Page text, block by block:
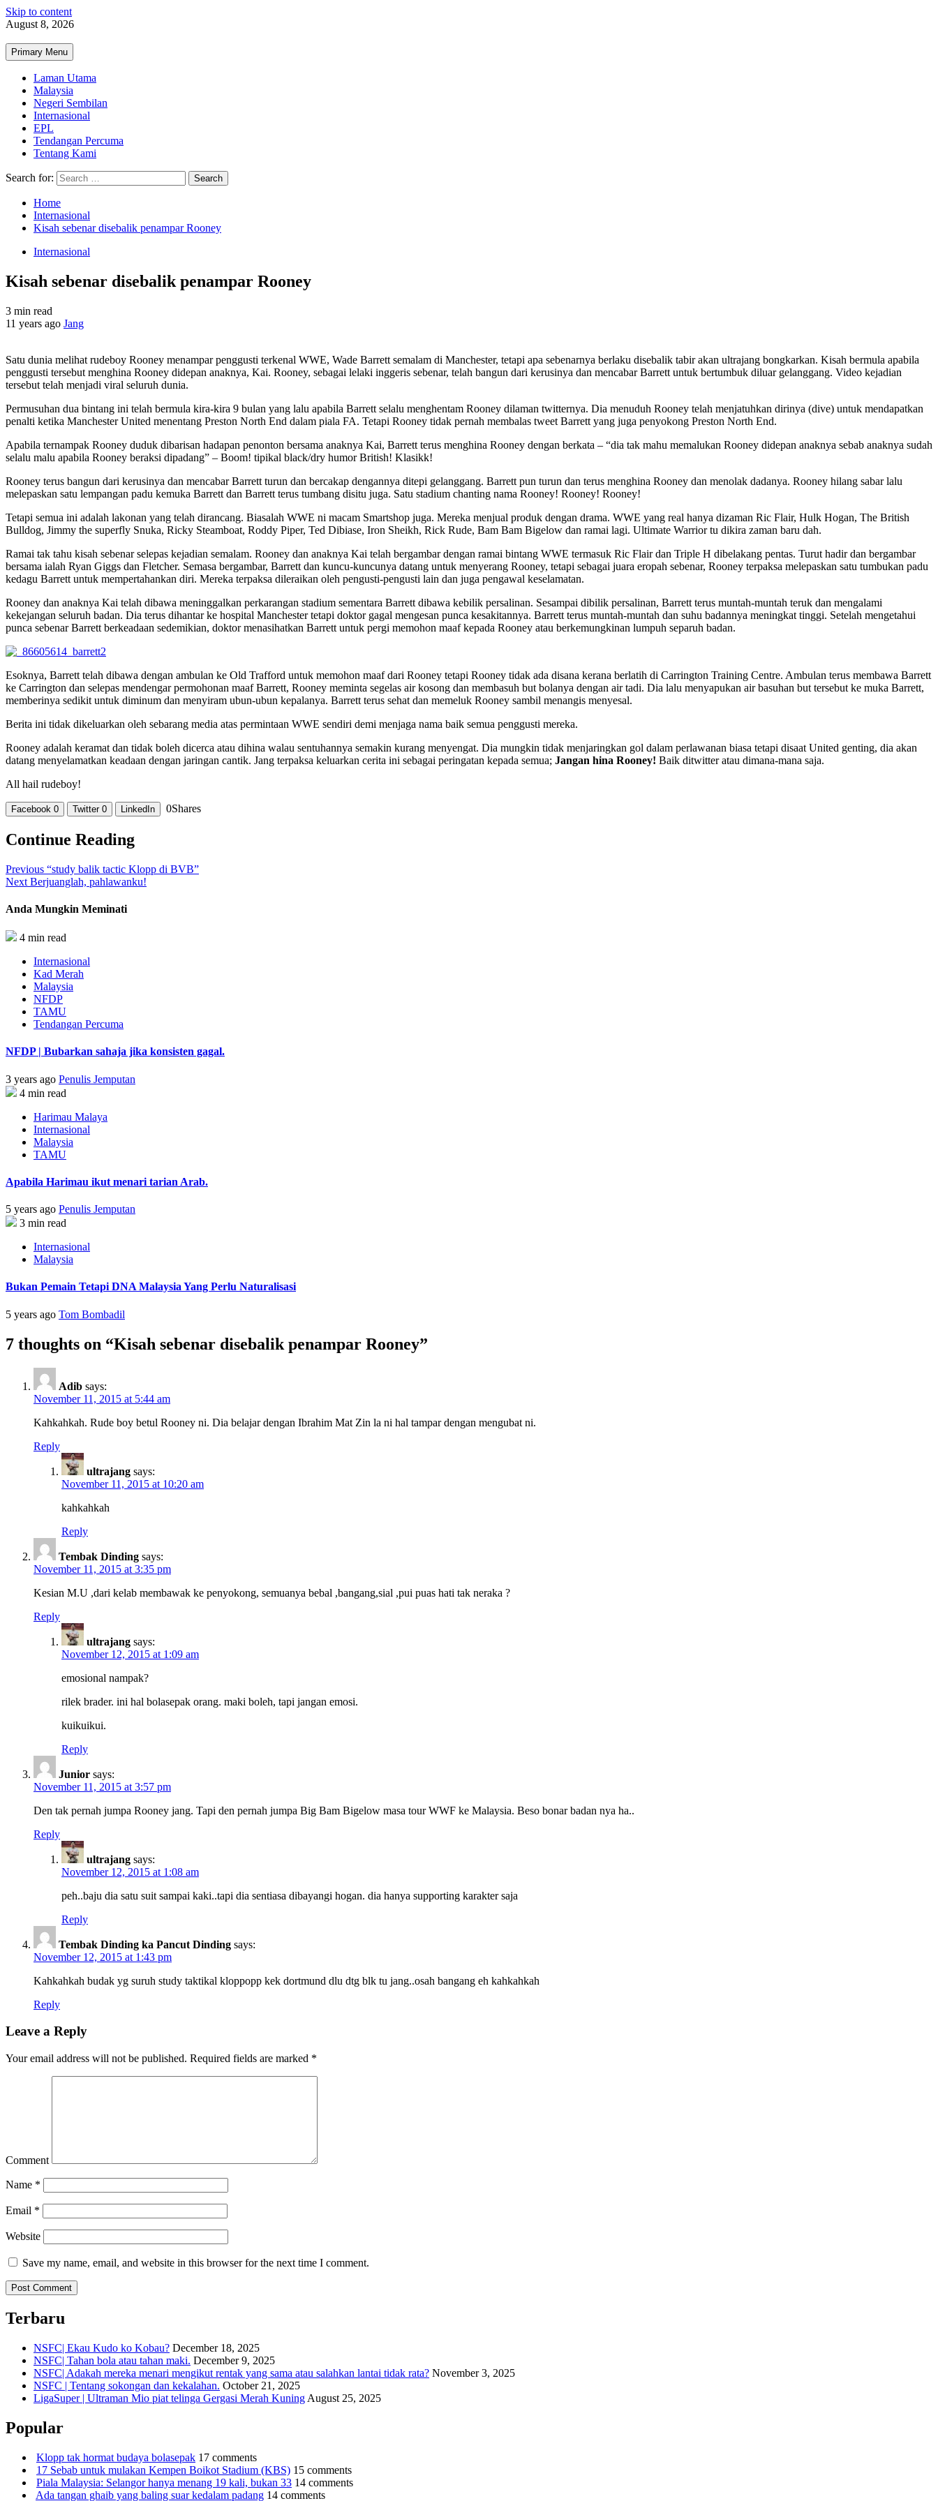
Skip to content
August 8, 2026
Primary Menu
Laman Utama
Malaysia
Negeri Sembilan
Internasional
EPL
Tendangan Percuma
Tentang Kami
Search for:
Home
Internasional
Kisah sebenar disebalik penampar Rooney
Internasional
Kisah sebenar disebalik penampar Rooney
3 min read
11 years ago Jang
Satu dunia melihat rudeboy Rooney menampar penggusti terkenal WWE, Wade Barrett semalam di Manchester, tetapi apa sebenarnya berlaku disebalik tabir akan ultrajang bongkarkan. Kisah bermula apabila
penggusti tersebut menghina Rooney didepan anaknya, Kai. Rooney, sebagai lelaki inggeris sebenar, telah bangun dari kerusinya dan mencabar Barrett untuk bertumbuk diluar gelanggang. Video kejadian
tersebut telah menjadi viral seluruh dunia.
Permusuhan dua bintang ini telah bermula kira-kira 9 bulan yang lalu apabila Barrett selalu menghentam Rooney dilaman twitternya. Dia menuduh Rooney telah menjatuhkan dirinya (dive) untuk mendapatkan
penalti ketika Manchester United menentang Preston North End dalam piala FA. Tetapi Rooney tidak pernah membalas tweet Barrett yang juga penyokong Preston North End.
Apabila ternampak Rooney duduk dibarisan hadapan penonton bersama anaknya Kai, Barrett terus menghina Rooney dengan berkata – “dia tak mahu memalukan Rooney didepan anaknya sebab anaknya sudah
selalu malu apabila Rooney beraksi dipadang” – Boom! tipikal black/dry humor British! Klasikk!
Rooney terus bangun dari kerusinya dan mencabar Barrett turun dan bercakap dengannya ditepi gelanggang. Barrett pun turun dan terus menghina Rooney dan menolak dadanya. Rooney hilang sabar lalu
melepaskan satu lempangan padu kemuka Barrett dan Barrett terus tumbang disitu juga. Satu stadium chanting nama Rooney! Rooney! Rooney!
Tetapi semua ini adalah lakonan yang telah dirancang. Biasalah WWE ni macam Smartshop juga. Mereka menjual produk dengan drama. WWE yang real hanya dizaman Ric Flair, Hulk Hogan, The British
Bulldog, Jimmy the superfly Snuka, Ricky Steamboat, Roddy Piper, Ted Dibiase, Iron Sheikh, Rick Rude, Bam Bam Bigelow dan ramai lagi. Ultimate Warrior tu dikira zaman baru dah.
Ramai tak tahu kisah sebenar selepas kejadian semalam. Rooney dan anaknya Kai telah bergambar dengan ramai bintang WWE termasuk Ric Flair dan Triple H dibelakang pentas. Turut hadir dan bergambar
bersama ialah Ryan Giggs dan Fletcher. Semasa bergambar, Barrett dan kuncu-kuncunya datang untuk menyerang Rooney, tetapi sebagai juara eropah sebenar, Rooney terpaksa melepaskan satu tumbukan padu
kedagu Barrett untuk mempertahankan diri. Mereka terpaksa dileraikan oleh pengusti-pengusti lain dan juga pengawal keselamatan.
Rooney dan anaknya Kai telah dibawa meninggalkan perkarangan stadium sementara Barrett dibawa kebilik persalinan. Sesampai dibilik persalinan, Barrett terus muntah-muntah teruk dan mengalami
kekejangan seluruh badan. Dia terus dihantar ke hospital Manchester tetapi doktor gagal mengesan punca kesakitannya. Barrett terus muntah-muntah dan suhu badannya meningkat tinggi. Setelah mengetahui
punca sebenar Barrett berkeadaan sedemikian, doktor menasihatkan Barrett untuk pergi memohon maaf kepada Rooney atau berkemungkinan lumpuh separuh badan.
Esoknya, Barrett telah dibawa dengan ambulan ke Old Trafford untuk memohon maaf dari Rooney tetapi Rooney tidak ada disana kerana berlatih di Carrington Training Centre. Ambulan terus membawa Barrett
ke Carrington dan selepas mendengar permohonan maaf Barrett, Rooney meminta segelas air kosong dan membasuh but bolanya dengan air tadi. Dia lalu menyapukan air basuhan but tersebut ke muka Barrett,
memberinya sedikit untuk diminum dan menyiram ubun-ubun kepalanya. Barrett terus sehat dan memeluk Rooney sambil menangis menyesal.
Berita ini tidak dikeluarkan oleh sebarang media atas permintaan WWE sendiri demi menjaga nama baik semua penggusti mereka.
Rooney adalah keramat dan tidak boleh dicerca atau dihina walau sentuhannya semakin kurang menyengat. Dia mungkin tidak menjaringkan gol dalam perlawanan biasa tetapi disaat United genting, dia akan
datang menyelamatkan keadaan dengan jaringan cantik. Jang terpaksa keluarkan cerita ini sebagai peringatan kepada semua; Jangan hina Rooney! Baik ditwitter atau dimana-mana saja.
All hail rudeboy!
Facebook 0 Twitter 0 LinkedIn 0Shares
Continue Reading
Previous “study balik tactic Klopp di BVB”
Next Berjuanglah, pahlawanku!
Anda Mungkin Meminati
4 min read
Internasional
Kad Merah
Malaysia
NFDP
TAMU
Tendangan Percuma
NFDP | Bubarkan sahaja jika konsisten gagal.
3 years ago Penulis Jemputan
4 min read
Harimau Malaya
Internasional
Malaysia
TAMU
Apabila Harimau ikut menari tarian Arab.
5 years ago Penulis Jemputan
3 min read
Internasional
Malaysia
Bukan Pemain Tetapi DNA Malaysia Yang Perlu Naturalisasi
5 years ago Tom Bombadil
7 thoughts on “Kisah sebenar disebalik penampar Rooney”
Adib says:
November 11, 2015 at 5:44 am
Kahkahkah. Rude boy betul Rooney ni. Dia belajar dengan Ibrahim Mat Zin la ni hal tampar dengan mengubat ni.
Reply
ultrajang says:
November 11, 2015 at 10:20 am
kahkahkah
Reply
Tembak Dinding says:
November 11, 2015 at 3:35 pm
Kesian M.U ,dari kelab membawak ke penyokong, semuanya bebal ,bangang,sial ,pui puas hati tak neraka ?
Reply
ultrajang says:
November 12, 2015 at 1:09 am
emosional nampak?
rilek brader. ini hal bolasepak orang. maki boleh, tapi jangan emosi.
kuikuikui.
Reply
Junior says:
November 11, 2015 at 3:57 pm
Den tak pernah jumpa Rooney jang. Tapi den pernah jumpa Big Bam Bigelow masa tour WWF ke Malaysia. Beso bonar badan nya ha..
Reply
ultrajang says:
November 12, 2015 at 1:08 am
peh..baju dia satu suit sampai kaki..tapi dia sentiasa dibayangi hogan. dia hanya supporting karakter saja
Reply
Tembak Dinding ka Pancut Dinding says:
November 12, 2015 at 1:43 pm
Kahkahkah budak yg suruh study taktikal kloppopp kek dortmund dlu dtg blk tu jang..osah bangang eh kahkahkah
Reply
Leave a Reply
Your email address will not be published. Required fields are marked *
Comment
Name *
Email *
Website
Save my name, email, and website in this browser for the next time I comment.
Terbaru
NSFC| Ekau Kudo ko Kobau? December 18, 2025
NSFC| Tahan bola atau tahan maki. December 9, 2025
NSFC| Adakah mereka menari mengikut rentak yang sama atau salahkan lantai tidak rata? November 3, 2025
NSFC | Tentang sokongan dan kekalahan. October 21, 2025
LigaSuper | Ultraman Mio piat telinga Gergasi Merah Kuning August 25, 2025
Popular
Klopp tak hormat budaya bolasepak 17 comments
17 Sebab untuk mulakan Kempen Boikot Stadium (KBS) 15 comments
Piala Malaysia: Selangor hanya menang 19 kali, bukan 33 14 comments
Ada tangan ghaib yang baling suar kedalam padang 14 comments